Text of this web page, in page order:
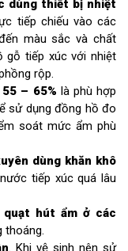
dùng thiết bị nhiệt
tiếp chiếu vào các
màu sắc và chất
gỗ tiếp xúc với nhiệt
rộp.
– 65% là phù hợp
sử dụng đồng hồ đo
soát mức ẩm phù
dùng khăn khô
tiếp xúc quá lâu
hút ẩm ở các
thoáng.
. Khi vệ sinh nên sử